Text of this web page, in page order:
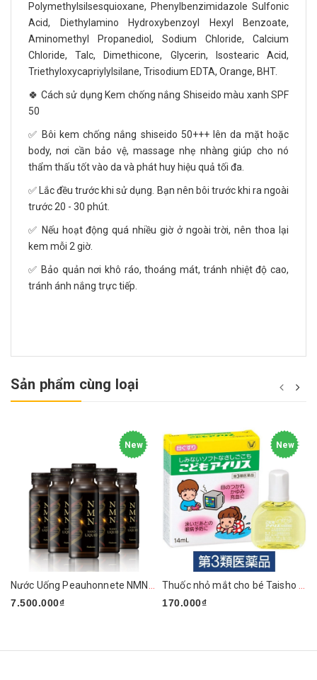
Polymethylsilsesquioxane, Phenylbenzimidazole Sulfonic
Acid, Diethylamino Hydroxybenzoyl Hexyl Benzoate,
Aminomethyl Propanediol, Sodium Chloride, Calcium
Chloride, Talc, Dimethicone, Glycerin, Isostearic Acid,
Triethyloxycapriylylsilane, Trisodium EDTA, Orange, BHT.
🍀 Cách sử dụng Kem chống nắng Shiseido màu xanh SPF
50
✅ Bôi kem chống nắng shiseido 50+++ lên da mặt hoặc
body, nơi cần bảo vệ, massage nhẹ nhàng giúp cho nó
thẩm thấu tốt vào da và phát huy hiệu quả tối đa.
✅ Lắc đều trước khi sử dụng. Bạn nên bôi trước khi ra ngoài
trước 20 - 30 phút.
✅ Nếu hoạt động quá nhiều giờ ở ngoài trời, nên thoa lại
kem mỗi 2 giờ.
✅ Bảo quản nơi khô ráo, thoáng mát, tránh nhiệt độ cao,
tránh ánh nắng trực tiếp.
Sản phẩm cùng loại
New
7.500.000₫
New
170.000₫